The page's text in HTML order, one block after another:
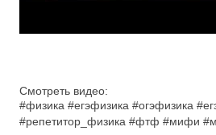
Смотреть видео:
#физика #егэфизика #огэфизика
#репетитор_физика #фтф #мифи